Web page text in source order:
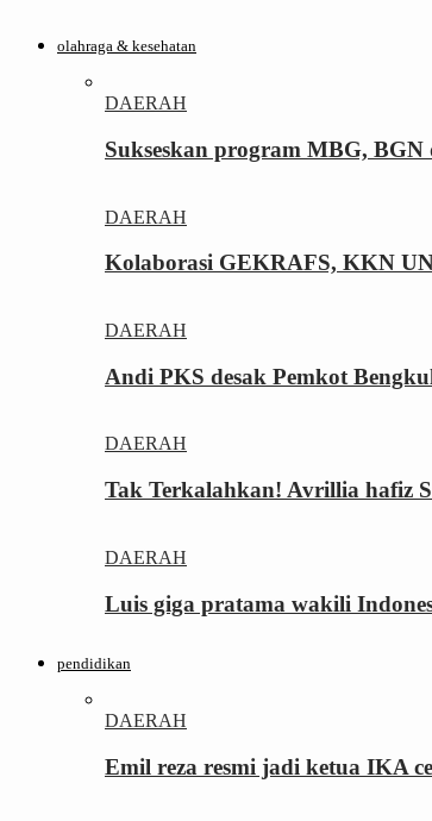
olahraga & kesehatan
DAERAH
Sukseskan program MBG,
DAERAH
Kolaborasi GEKRAFS, KKN
DAERAH
Andi PKS desak Pemkot
DAERAH
Tak Terkalahkan! Avrillia hafiz
DAERAH
Luis giga pratama wakili
pendidikan
DAERAH
Emil reza resmi jadi ketua IKA